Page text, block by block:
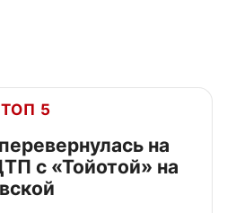
ТОП 5
на
с «Тойотой» на